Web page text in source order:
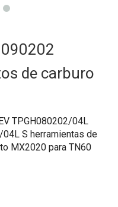
de carburo
TPGH080202/04L
S herramientas de
MX2020 para TN60